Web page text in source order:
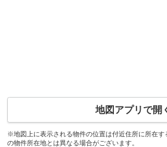
地図アプリで開
※地図上に表示される物件の位置は付近住所に所在す
の物件所在地とは異なる場合がございます。